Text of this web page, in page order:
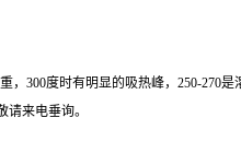
，300度时有明显的吸热峰，250-270是
来电垂询。